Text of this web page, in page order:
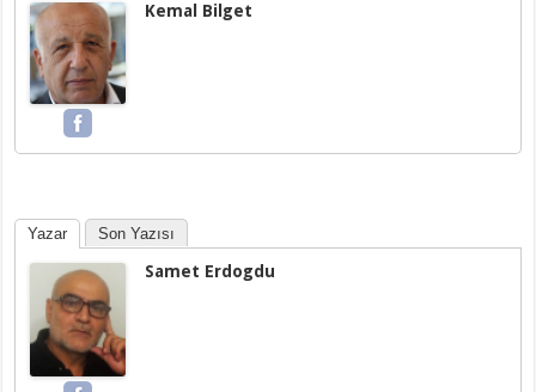
Kemal Bilget
Yazar Son Yazısı
Samet Erdogdu